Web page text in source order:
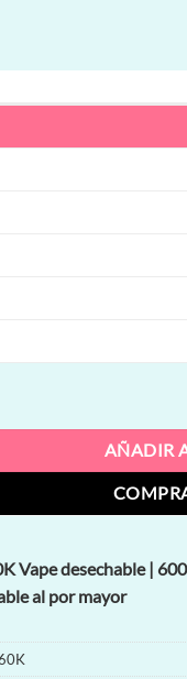
desechable | 60000
AÑADIR
Vape desechable |
al por mayor